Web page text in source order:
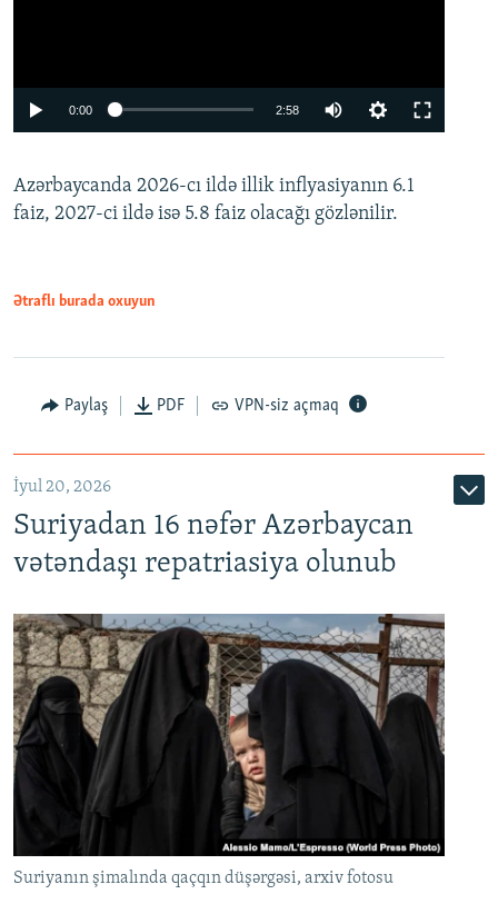
Auto
0:00 2:58
360p
480p
Azərbaycanda 2026-cı ildə illik inflyasiyanın 6.1
faiz, 2027-ci ildə isə 5.8 faiz olacağı gözlənilir.
Ətraflı burada oxuyun
Paylaş PDF VPN-siz açmaq
İyul 20, 2026
Suriyadan 16 nəfər Azərbaycan
vətəndaşı repatriasiya olunub
Suriyanın şimalında qaçqın düşərgəsi, arxiv fotosu